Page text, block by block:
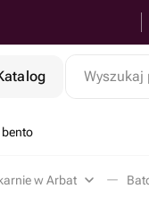
Wyszukaj
w Arbat